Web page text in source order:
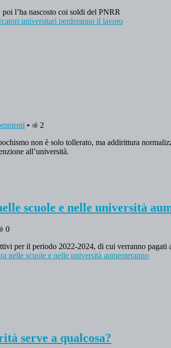
l’ha nascosto coi soldi del PNRR
universitari perderanno il lavoro
•
2
non è solo tollerato, ma addirittura
all’università.
scuole e nelle università
0
per il periodo 2022-2024, di cui verranno pagati
nelle scuole e nelle università aumenteranno
serve a qualcosa?